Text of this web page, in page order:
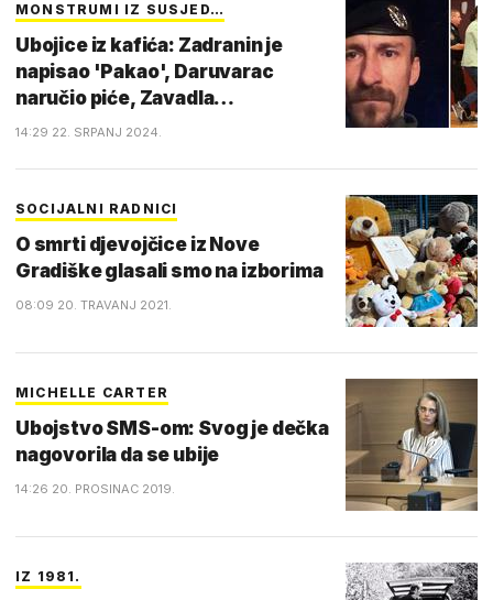
MONSTRUMI IZ SUSJED…
Ubojice iz kafića: Zadranin je
napisao 'Pakao', Daruvarac
naručio piće, Zavadla…
14:29 22. SRPANJ 2024.
SOCIJALNI RADNICI
O smrti djevojčice iz Nove
Gradiške glasali smo na izborima
08:09 20. TRAVANJ 2021.
MICHELLE CARTER
Ubojstvo SMS-om: Svog je dečka
nagovorila da se ubije
14:26 20. PROSINAC 2019.
IZ 1981.